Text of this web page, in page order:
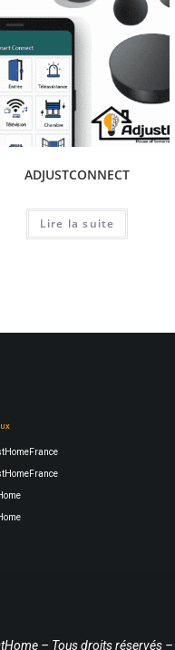
ADJUSTCONNECT
Lire la suite
– Tous droits réservés –